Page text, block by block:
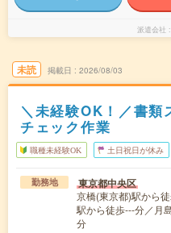
派遣会社
未読 掲載日 2026/08/03
＼未経験OK！／書類
チェック作業
職種未経験OK 土日祝日が休み
勤務地 東京都中央区
京橋(東京都)駅から
駅から徒歩---分／月
分